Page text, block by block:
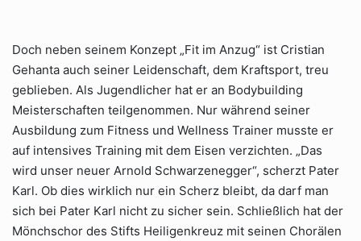
Doch neben seinem Konzept „Fit im Anzug“ ist Cristian
Gehanta auch seiner Leidenschaft, dem Kraftsport, treu
geblieben. Als Jugendlicher hat er an Bodybuilding
Meisterschaften teilgenommen. Nur während seiner
Ausbildung zum Fitness und Wellness Trainer musste er
auf intensives Training mit dem Eisen verzichten. „Das
wird unser neuer Arnold Schwarzenegger“, scherzt Pater
Karl. Ob dies wirklich nur ein Scherz bleibt, da darf man
sich bei Pater Karl nicht zu sicher sein. Schließlich hat der
Mönchschor des Stifts Heiligenkreuz mit seinen Chorälen